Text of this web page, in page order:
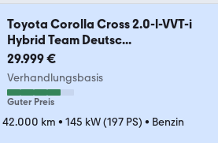
Toyota Corolla Cross 2.0-l-VVT-i
Hybrid Team Deutsc...
29.999 €
Verhandlungsbasis
Guter Preis
42.000 km • 145 kW (197 PS) • Benzin